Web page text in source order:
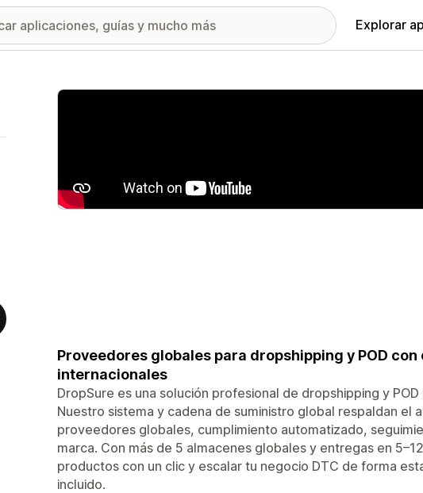
Explorar
Galería de imágenes destacadas
Proveedores globales para dropshipping y POD
internacionales
DropSure es una solución profesional de dropshipping y
Nuestro sistema y cadena de suministro global respaldan el
proveedores globales, cumplimiento automatizado,
marca. Con más de 5 almacenes globales y entregas en
productos con un clic y escalar tu negocio DTC de forma
incluido.